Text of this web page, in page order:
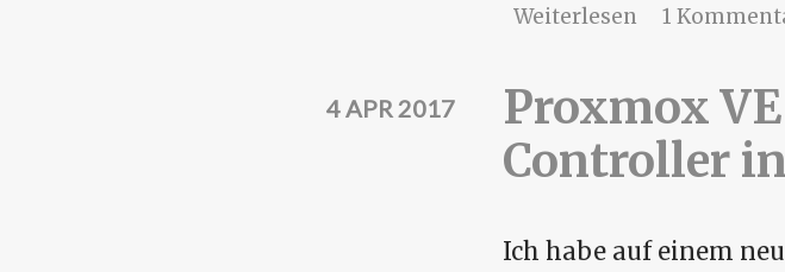
Weiterlesen über
1
Proxmox
Controller
4 APR 2017
Ich habe auf einem